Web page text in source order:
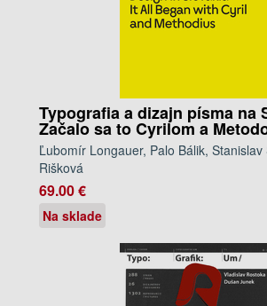
Typografia a dizajn písma na
Začalo sa to Cyrilom a
Ľubomír Longauer, Palo Bálik,
Rišková
69.00 €
Na sklade